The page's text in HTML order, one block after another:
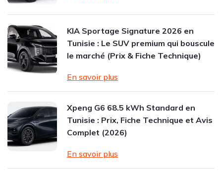
KIA Sportage Signature 2026 en
Tunisie : Le SUV premium qui bouscule
le marché (Prix & Fiche Technique)
En savoir plus
Xpeng G6 68.5 kWh Standard en
Tunisie : Prix, Fiche Technique et Avis
Complet (2026)
En savoir plus